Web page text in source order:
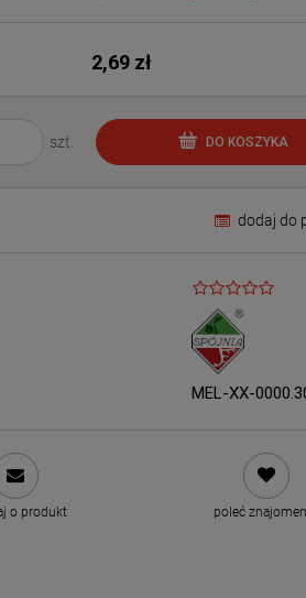
2,69 zł
szt. DO KOSZYKA
dodaj do
MEL-XX-
o produkt poleć